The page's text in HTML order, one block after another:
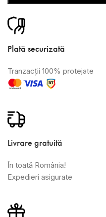
Plată securizată
Tranzacții 100% protejate
Livrare gratuită
În toată România!
Expedieri asigurate